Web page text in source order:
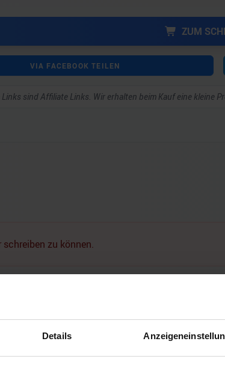
Details
ZUM
VIA FACEBOOK TEILEN
Links sind Affiliate Links. Wir erhalten beim Kauf eine kleine
zu können.